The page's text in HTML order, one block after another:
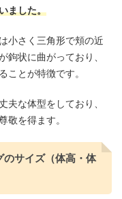
ました。​
小さく三角形で頬の近
鉤状に曲がっており、
ことが特徴です。
夫な体型をしており、
敬を得ます。
のサイズ（体高・体